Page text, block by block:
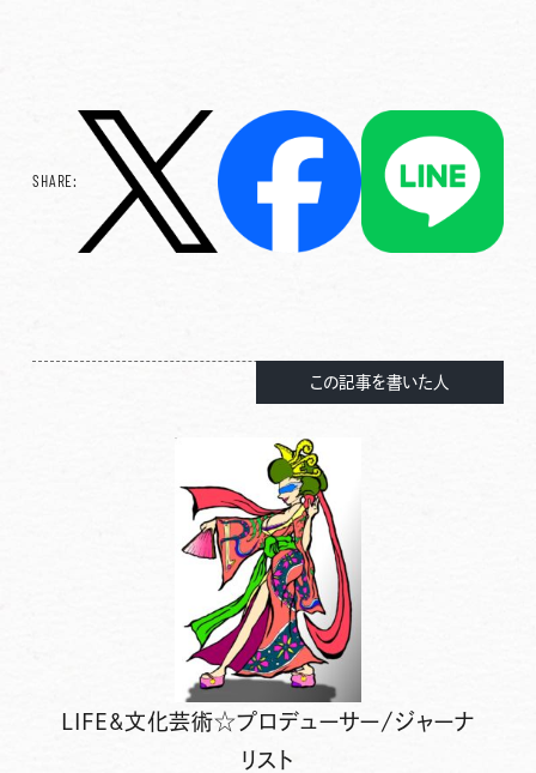
SHARE:
この記事を書いた人
LIFE&文化芸術☆プロデューサー/ジャーナ
リスト